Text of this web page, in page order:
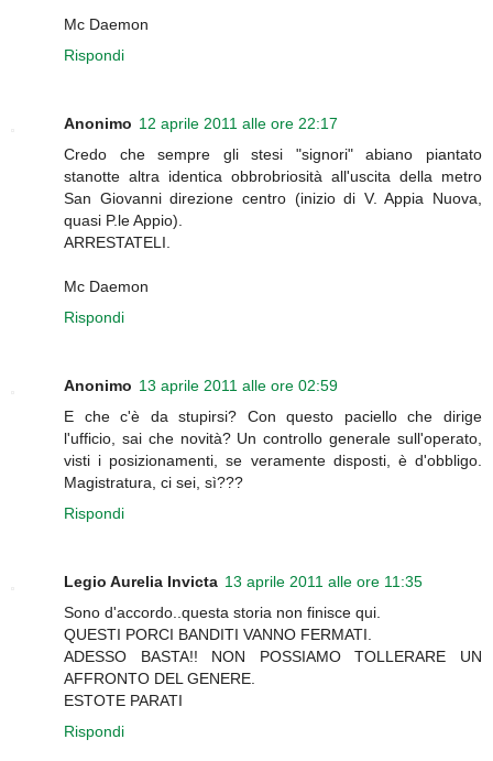
Mc Daemon
Rispondi
Anonimo 12 aprile 2011 alle ore 22:17
Credo che sempre gli stesi "signori" abiano piantato
stanotte altra identica obbrobriosità all'uscita della metro
San Giovanni direzione centro (inizio di V. Appia Nuova,
quasi P.le Appio).
ARRESTATELI.
Mc Daemon
Rispondi
Anonimo 13 aprile 2011 alle ore 02:59
E che c'è da stupirsi? Con questo paciello che dirige
l'ufficio, sai che novità? Un controllo generale sull'operato,
visti i posizionamenti, se veramente disposti, è d'obbligo.
Magistratura, ci sei, sì???
Rispondi
Legio Aurelia Invicta 13 aprile 2011 alle ore 11:35
Sono d'accordo..questa storia non finisce qui.
QUESTI PORCI BANDITI VANNO FERMATI.
ADESSO BASTA!! NON POSSIAMO TOLLERARE UN
AFFRONTO DEL GENERE.
ESTOTE PARATI
Rispondi